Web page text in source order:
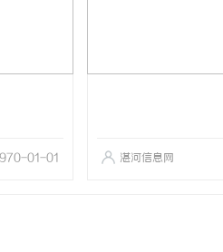
01-01 湛河信息网